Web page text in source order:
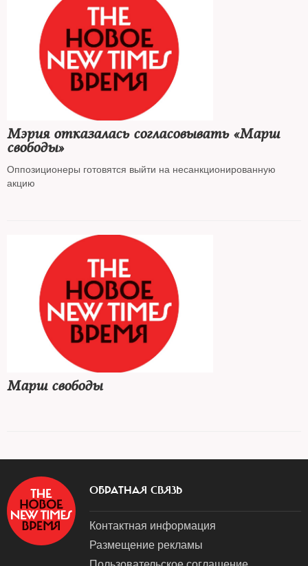
Мэрия отказалась согласовывать «Марш
свободы»
Оппозиционеры готовятся выйти на несанкционированную
акцию
Марш свободы
ОБРАТНАЯ СВЯЗЬ
Контактная информация
Размещение рекламы